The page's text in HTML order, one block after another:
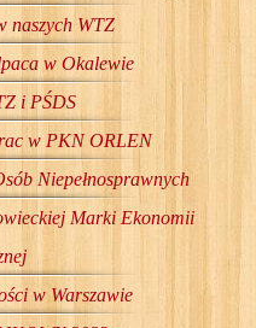
naszych WTZ
w Okalewie
i PŚDS
w PKN ORLEN
Niepełnosprawnych
Marki Ekonomii
w Warszawie